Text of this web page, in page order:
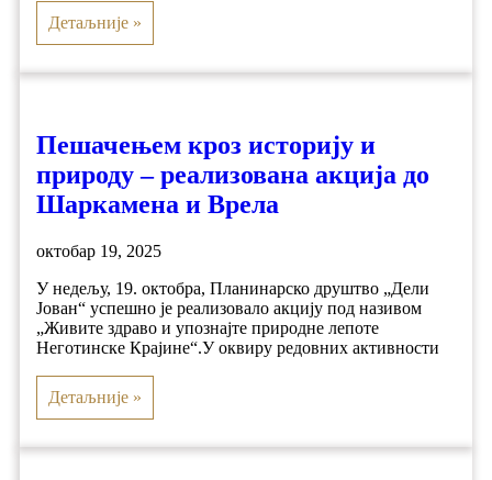
Детаљније »
Пешачењем кроз историју и
природу – реализована акција до
Шаркамена и Врела
октобар 19, 2025
У недељу, 19. октобра, Планинарско друштво „Дели
Јован“ успешно је реализовало акцију под називом
„Живите здраво и упознајте природне лепоте
Неготинске Крајине“.У оквиру редовних активности
Детаљније »